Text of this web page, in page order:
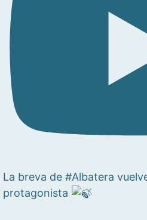
La breva de #Albatera
protagonista